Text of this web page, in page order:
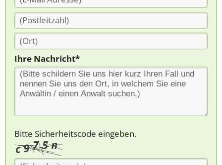
Ihre Nachricht*
Bitte Sicherheitscode eingeben.